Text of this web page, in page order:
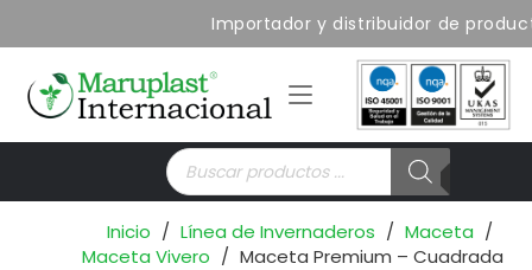
Importador y distribuidor de
Búsqueda
de
productos
Inicio / Línea de Invernaderos / Maceta /
Maceta Vivero / Maceta Premium – Cuadrada